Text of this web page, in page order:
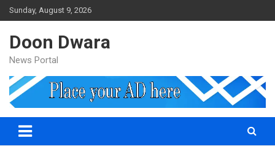
Skip
to
Sunday, August 9, 2026
Doon Dwara
News Portal